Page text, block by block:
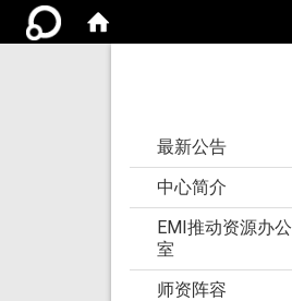
最新公告
中心简介
EMI推动资源办公
室
师资阵容